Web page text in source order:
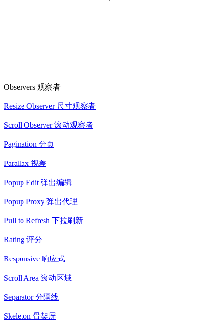
Observers 观察者
Resize Observer 尺寸观察者
Scroll Observer 滚动观察者
Pagination 分页
Parallax 视差
Popup Edit 弹出编辑
Popup Proxy 弹出代理
Pull to Refresh 下拉刷新
Rating 评分
Responsive 响应式
Scroll Area 滚动区域
Separator 分隔线
Skeleton 骨架屏